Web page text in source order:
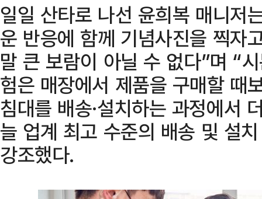
일일 산타로 나선 윤희복 매니저
운 반응에 함께 기념사진을 찍자
말 큰 보람이 아닐 수 없다”며 “
험은 매장에서 제품을 구매할 때
침대를 배송·설치하는 과정에서
늘 업계 최고 수준의 배송 및 설
강조했다.